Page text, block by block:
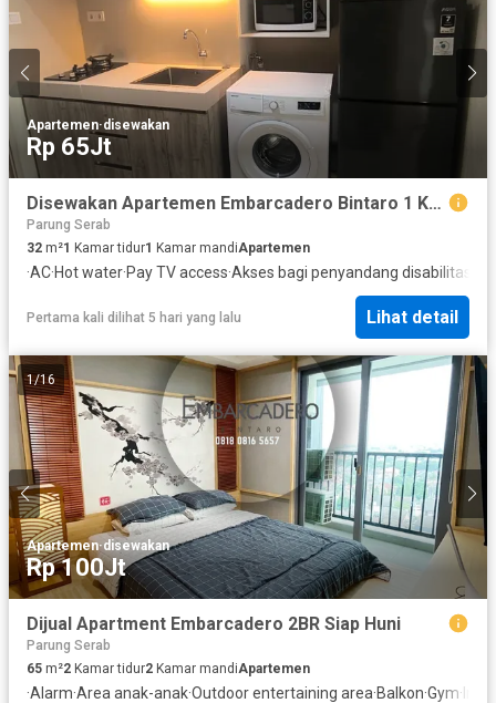
Apartemen·disewakan
Rp 65Jt
Disewakan Apartemen Embarcadero Bintaro 1 Kamar Tidur Furnished
Parung Serab
32 m²1 Kamar tidur1 Kamar mandiApartemen
·AC·Hot water·Pay TV access·Akses bagi penyandang disabilitas
Pertama kali dilihat 5 hari yang lalu Lihat detail
1/16
Apartemen·disewakan
Rp 100Jt
Dijual Apartment Embarcadero 2BR Siap Huni
Parung Serab
65 m²2 Kamar tidur2 Kamar mandiApartemen
·Alarm·Area anak-anak·Outdoor entertaining area·Balkon·Gym·